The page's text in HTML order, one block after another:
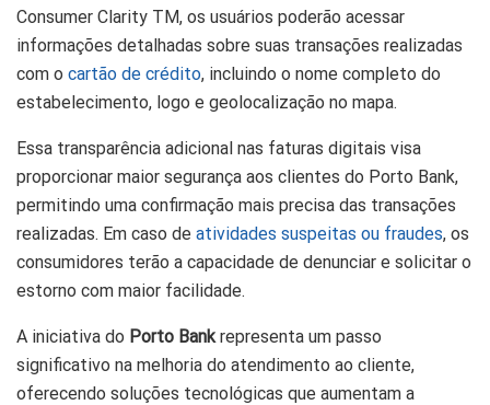
Consumer Clarity TM, os usuários poderão acessar
informações detalhadas sobre suas transações realizadas
com o cartão de crédito, incluindo o nome completo do
estabelecimento, logo e geolocalização no mapa.
Essa transparência adicional nas faturas digitais visa
proporcionar maior segurança aos clientes do Porto Bank,
permitindo uma confirmação mais precisa das transações
realizadas. Em caso de atividades suspeitas ou fraudes, os
consumidores terão a capacidade de denunciar e solicitar o
estorno com maior facilidade.
A iniciativa do Porto Bank representa um passo
significativo na melhoria do atendimento ao cliente,
oferecendo soluções tecnológicas que aumentam a